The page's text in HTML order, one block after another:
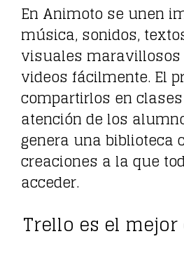
En Animoto se unen
música, sonidos,
visuales maravillosos
videos fácilmente. El
compartirlos en
atención de los
genera una biblioteca
creaciones a la que
acceder.
Trello es el